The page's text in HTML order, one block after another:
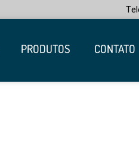
PRODUTOS CONTATO